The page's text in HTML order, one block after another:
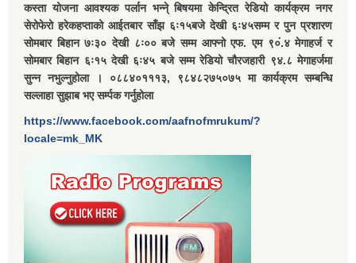
कस्ता योजना आवश्यक पर्लान भन्ने् बिषयमा केन्द्रित रेडियो कार्यक्रम नगर
सेरोफेरो हरेकहप्ताको आईतबार साँझ ६ः१५बजे देखी ६ः४५सम्म र पुन प्रशारण
सोमबार बिहान ७ः३० देखी ८ः०० बजे सम्म आफ्नो एफ. एम ९०ं.४ मेगाहर्ज र
सोमबार बिहान ६ः१५ देखी ६ः४५ बजे सम्म रेडियो चौरजहारी ९४.८ मेगाहर्जमा
सुन्न नभुल्नुहोला । ०८८४०१११३, ९८४८२७५०७५ मा कार्यक्रम सम्बन्धि
सल्लाहा सुझाब भए सर्म्पक गर्नुहोला
https://www.facebook.com/aafnofmrukum/?
locale=mk_MK